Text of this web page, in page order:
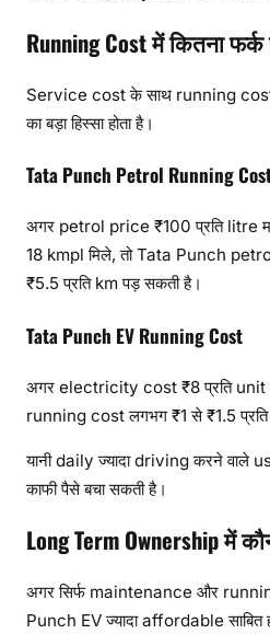
Running Cost में कितना फर्क
Service cost के साथ running
का बड़ा हिस्सा होता है।
Tata Punch Petrol Running
अगर petrol price ₹100 प्रति litre
18 kmpl मिले, तो Tata Punch
₹5.5 प्रति km पड़ सकती है।
Tata Punch EV Running Cost
अगर electricity cost ₹8 प्रति unit
running cost लगभग ₹1 से ₹1.5
यानी daily ज्यादा driving करने वाले
काफी पैसे बचा सकती है।
Long Term Ownership में
अगर सिर्फ maintenance और
Punch EV ज्यादा affordable साबित